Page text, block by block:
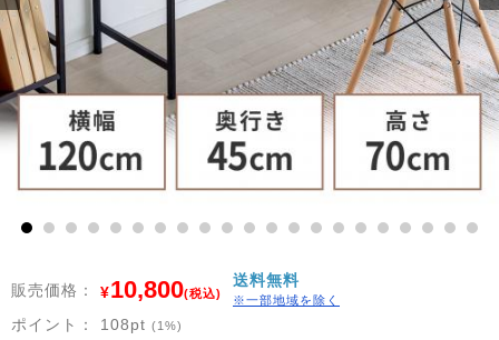
10 11 12 13 14 15 16 17 18 19 20
販売価格： ¥10,800(税込)
送料無料
※一部地域を除く
ポイント： 108pt (1%)